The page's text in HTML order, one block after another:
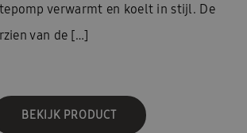
verwarmt en koelt in stijl. De
van de […]
BEKIJK PRODUCT